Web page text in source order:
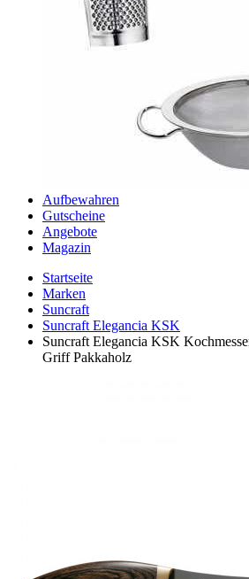
Aufbewahren
Gutscheine
Angebote
Magazin
Startseite
Marken
Suncraft
Suncraft Elegancia KSK
Suncraft Elegancia KSK
Griff Pakkaholz